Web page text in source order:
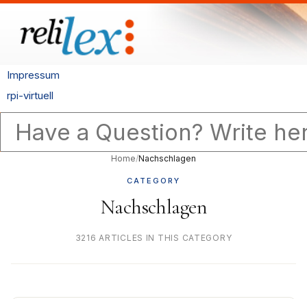
Impressum
rpi-virtuell
Home/Nachschlagen
CATEGORY
Nachschlagen
3216 ARTICLES IN THIS CATEGORY